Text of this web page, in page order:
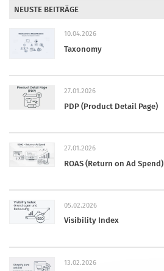
NEUSTE BEITRÄGE
10.04.2026
Taxonomy
27.01.2026
PDP (Product Detail Page)
27.01.2026
ROAS (Return on Ad Spend)
05.02.2026
Visibility Index
13.02.2026